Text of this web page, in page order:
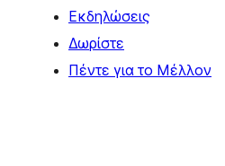
Εκδηλώσεις
Δωρίστε
Πέντε για το Μέλλον